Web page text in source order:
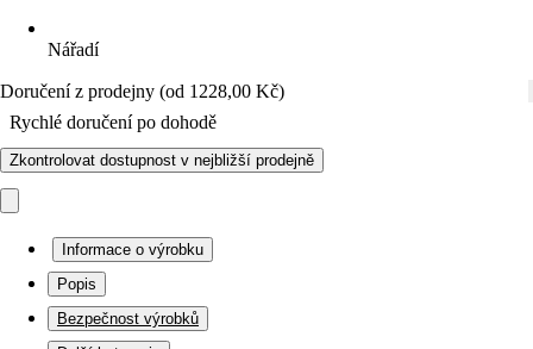
Nářadí
Doručení z prodejny (od 1228,00 Kč)
Rychlé doručení po dohodě
Zkontrolovat dostupnost v nejbližší prodejně
Informace o výrobku
Popis
Bezpečnost výrobků